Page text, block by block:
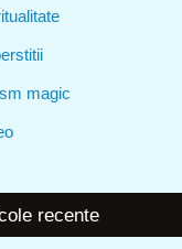
magic
recente